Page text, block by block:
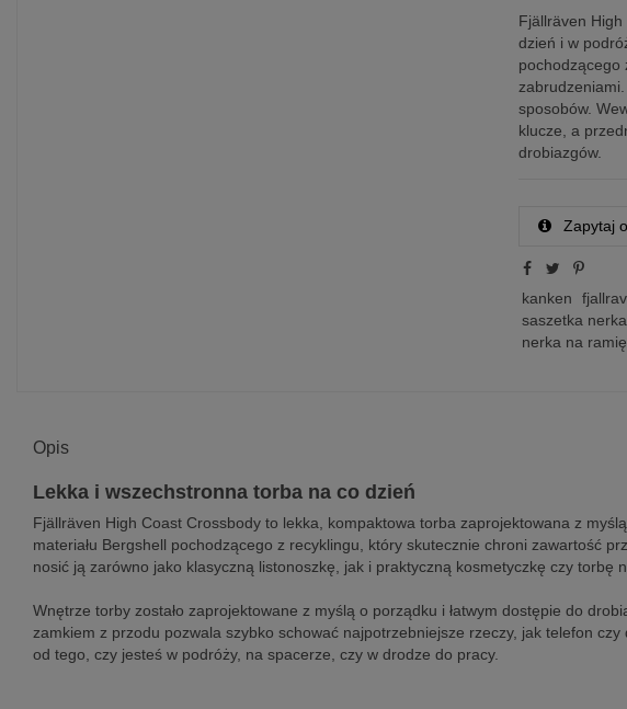
Fjällräven
dzień i w
pochodzącego
sposobów.
klucze, a
drobiazgów.
Zapytaj
kanken
saszetka nerka
nerka na ramię
Opis
Lekka i wszechstronna torba na co dzień
Fjällräven High Coast Crossbody to lekka, kompaktowa torba zaprojektowana z
materiału Bergshell pochodzącego z recyklingu, który skutecznie chroni zawartość
nosić ją zarówno jako klasyczną listonoszkę, jak i praktyczną kosmetyczkę czy torbę
Wnętrze torby zostało zaprojektowane z myślą o porządku i łatwym dostępie do
zamkiem z przodu pozwala szybko schować najpotrzebniejsze rzeczy, jak telefon
od tego, czy jesteś w podróży, na spacerze, czy w drodze do pracy.